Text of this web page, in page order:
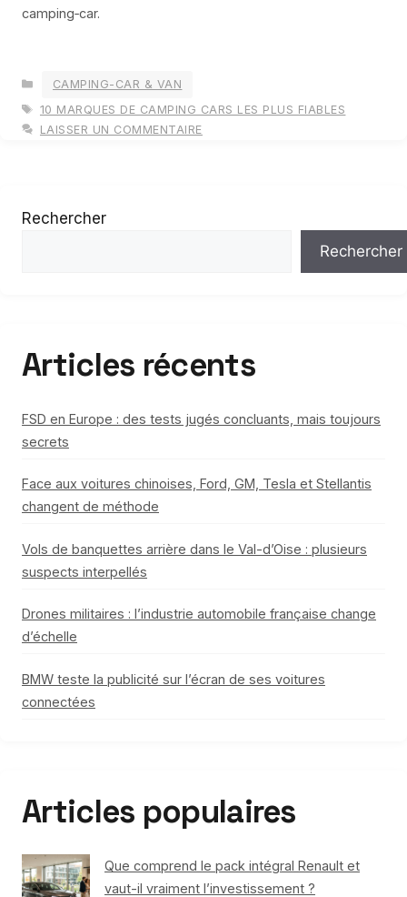
camping‑car.
CAMPING-CAR & VAN
ÉTIQUETTES
10 MARQUES DE CAMPING CARS LES PLUS FIABLES
LAISSER UN COMMENTAIRE
Rechercher
Rechercher
Articles récents
FSD en Europe : des tests jugés concluants, mais toujours
secrets
Face aux voitures chinoises, Ford, GM, Tesla et Stellantis
changent de méthode
Vols de banquettes arrière dans le Val-d’Oise : plusieurs
suspects interpellés
Drones militaires : l’industrie automobile française change
d’échelle
BMW teste la publicité sur l’écran de ses voitures
connectées
Articles populaires
Que comprend le pack intégral Renault et
vaut-il vraiment l’investissement ?